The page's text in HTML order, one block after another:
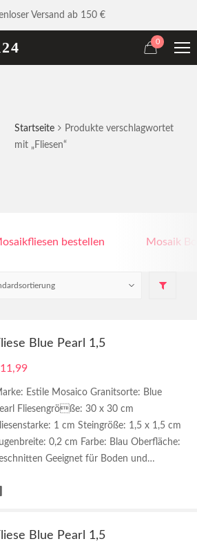
Versand ab 150 €
0
Startseite
Produkte verschlagwortet
mit „Fliesen“
bestellen Mosaik
Blue Pearl 1,5
11,99
Estile Mosaico Granitsorte: Blue
Fliesengröße: 30 x 30 cm
1 cm Steingröße: 1,5 x 1,5 cm
0,2 cm Farbe: Blau Oberfläche:
Geeignet für Boden und…
Blue Pearl 1,5